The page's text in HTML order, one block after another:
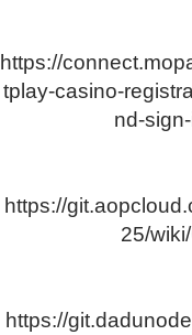
https://
tplay-casino-
nd-
https://
25/
https://